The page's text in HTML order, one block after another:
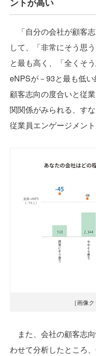
ントが高い
「自分の会社が顧客
して、「非常にそう思
と最も高く、「全くそ
eNPSが－93と最も低い
顧客志向の度合いと従
関関係がみられる、す
従業員エンゲージメン
［画像
また、会社の顧客志
わせて分析したところ